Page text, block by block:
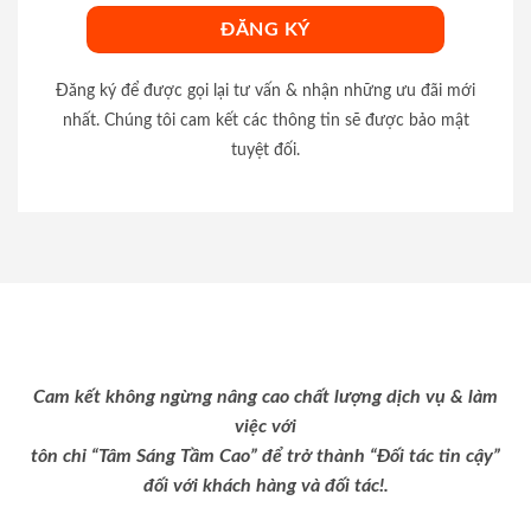
Đăng ký để được gọi lại tư vấn & nhận những ưu đãi mới
nhất. Chúng tôi cam kết các thông tin sẽ được bảo mật
tuyệt đối.
Cam kết không ngừng nâng cao chất lượng dịch vụ & làm
việc với
tôn chỉ “Tâm Sáng Tầm Cao” để trở thành “Đối tác tin cậy”
đối với khách hàng và đối tác!.